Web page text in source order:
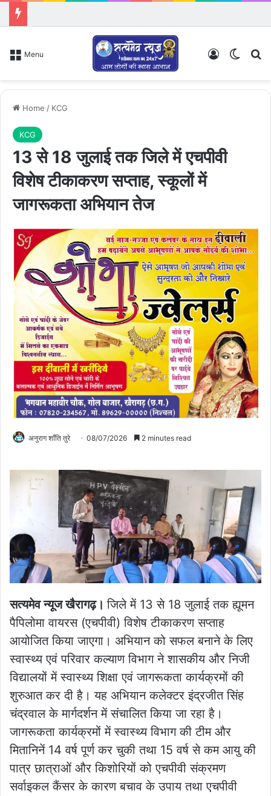
Menu Log In
Home / KCG
KCG
13 से 18 जुलाई तक जिले में एचपीवी
विशेष टीकाकरण सप्ताह, स्कूलों में
जागरूकता अभियान तेज
अनुराग शाँति तुरे 08/07/2026 2 minutes read
सत्यमेव न्यूज खैरागढ़।जिले में 13 से 18 जुलाई तक ह्यूमन
पैपिलोमा वायरस (एचपीवी) विशेष टीकाकरण सप्ताह
आयोजित किया जाएगा। अभियान को सफल बनाने के लिए
स्वास्थ्य एवं परिवार कल्याण विभाग ने शासकीय और निजी
विद्यालयों में स्वास्थ्य शिक्षा एवं जागरूकता कार्यक्रमों की
शुरुआत कर दी है। यह अभियान कलेक्टर इंद्रजीत सिंह
चंद्रवाल के मार्गदर्शन में संचालित किया जा रहा है।
जागरूकता कार्यक्रमों में स्वास्थ्य विभाग की टीम और
मितानिनें 14 वर्ष पूर्ण कर चुकी तथा 15 वर्ष से कम आयु की
पात्र छात्राओं और किशोरियों को एचपीवी संक्रमण
सर्वाइकल कैंसर के कारण बचाव के उपाय तथा एचपीवी